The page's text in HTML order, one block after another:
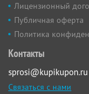
Лицензионный
Публичная оферта
Политика
Контакты
sprosi@kupikupon.ru
Связаться с нами